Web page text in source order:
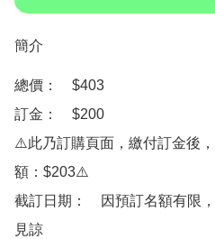
簡介
總價：　$403
訂金：　$200
⚠️此乃訂購頁面，繳付訂金後
額：$203⚠️
截訂日期：　因預訂名額有限
見諒